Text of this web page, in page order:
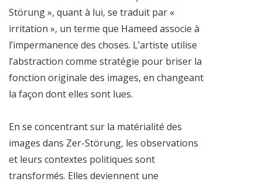
Störung », quant à lui, se traduit par «
irritation », un terme que Hameed associe à
l’impermanence des choses. L’artiste utilise
l’abstraction comme stratégie pour briser la
fonction originale des images, en changeant
la façon dont elles sont lues.
En se concentrant sur la matérialité des
images dans Zer-Störung, les observations
et leurs contextes politiques sont
transformés. Elles deviennent une